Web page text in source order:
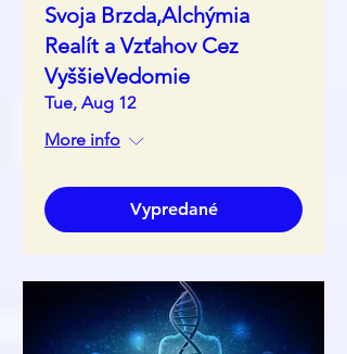
Svoja Brzda,Alchýmia
Realít a Vzťahov Cez
VyššieVedomie
Tue, Aug 12
More info
Vypredané